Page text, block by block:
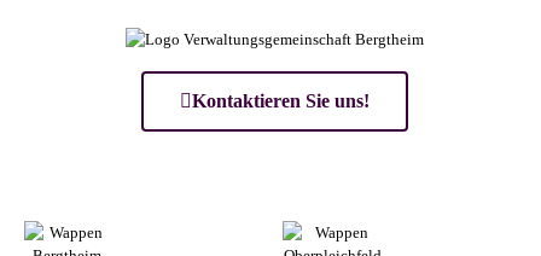
Kontaktieren Sie uns!